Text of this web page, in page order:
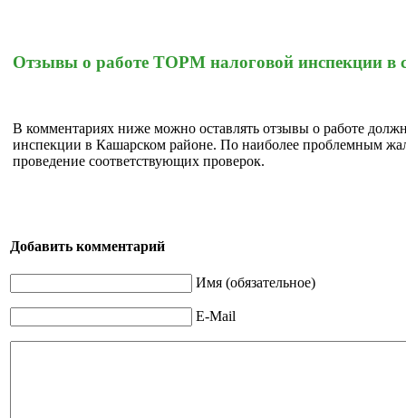
Отзывы о работе ТОРМ налоговой инспекции в
В комментариях ниже можно оставлять отзывы о работе
инспекции в Кашарском районе. По наиболее проблемным
проведение соответствующих проверок.
Добавить комментарий
Имя (обязательное)
E-Mail